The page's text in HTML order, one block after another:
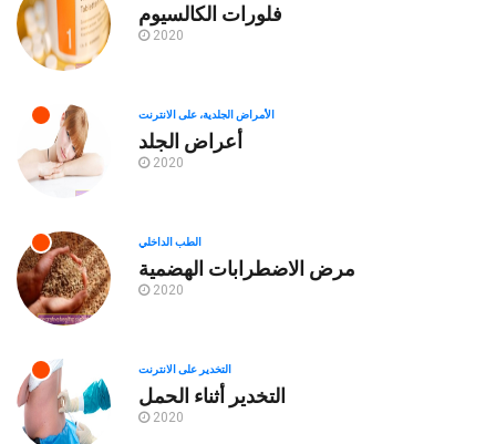
فلورات الكالسيوم
2020
الأمراض الجلدية، على الانترنت
أعراض الجلد
2020
الطب الداخلي
مرض الاضطرابات الهضمية
2020
التخدير على الانترنت
التخدير أثناء الحمل
2020